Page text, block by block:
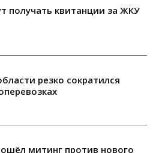
получать квитанции за ЖКУ
резко сократился
митинг против нового